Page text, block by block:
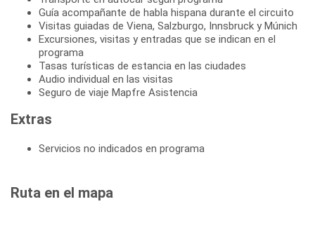
Guía acompañante de habla hispana durante el circuito
Visitas guiadas de Viena, Salzburgo, Innsbruck y Múnich
Excursiones, visitas y entradas que se indican en el
programa
Tasas turísticas de estancia en las ciudades
Audio individual en las visitas
Seguro de viaje Mapfre Asistencia
Extras
Servicios no indicados en programa
Ruta en el mapa